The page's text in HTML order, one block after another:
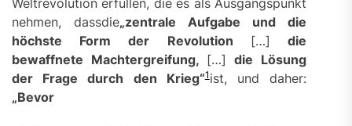
Weltrevolution erfüllen, die es als Ausgangspunkt
nehmen, dassdie„zentrale Aufgabe und die
höchste Form der Revolution
[…]
die
bewaffnete Machtergreifung, […]
die Lösung
der Frage durch den Krieg“1ist, und daher:
„Bevor